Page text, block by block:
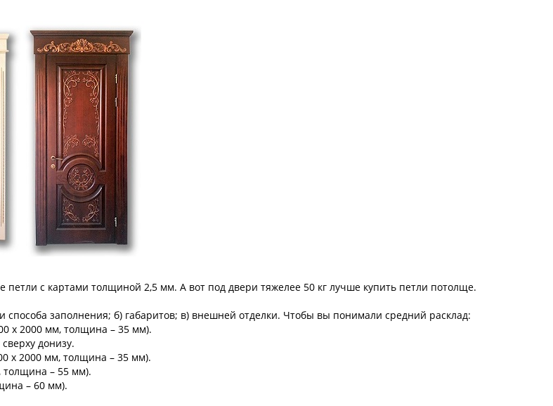
петли с картами толщиной 2,5 мм. А вот под двери тяжелее 50 кг лучше купить петли потолще.
заполнения; б) габаритов; в) внешней отделки. Чтобы вы понимали средний расклад:
x 2000 мм, толщина – 35 мм).
донизу.
x 2000 мм, толщина – 35 мм).
толщина – 55 мм).
– 60 мм).